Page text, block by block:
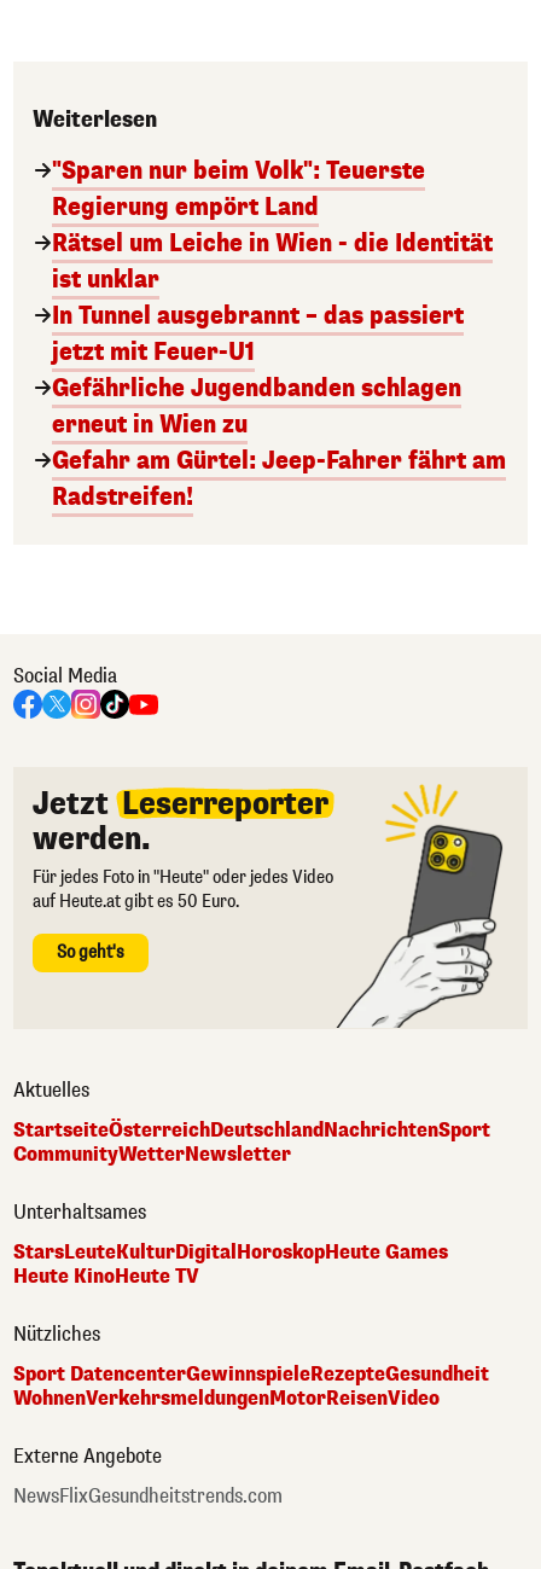
Weiterlesen
"Sparen nur beim Volk": Teuerste
Regierung empört Land
Rätsel um Leiche in Wien - die Identität
ist unklar
In Tunnel ausgebrannt – das passiert
jetzt mit Feuer-U1
Gefährliche Jugendbanden schlagen
erneut in Wien zu
Gefahr am Gürtel: Jeep-Fahrer fährt am
Radstreifen!
Social Media
Jetzt Leserreporter
werden.
Für jedes Foto in "Heute" oder jedes Video
auf Heute.at gibt es 50 Euro.
So geht's
Aktuelles
StartseiteÖsterreichDeutschlandNachrichtenSport
CommunityWetterNewsletter
Unterhaltsames
StarsLeuteKulturDigital HoroskopHeute Games
Heute KinoHeute TV
Nützliches
Sport DatencenterGewinnspieleRezepteGesundheit
WohnenVerkehrsmeldungenMotorReisenVideo
Externe Angebote
NewsFlixGesundheitstrends.com